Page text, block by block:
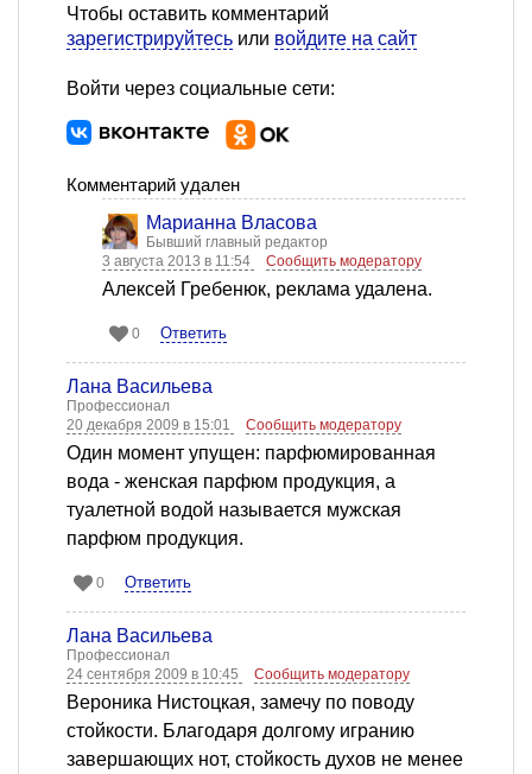
Чтобы оставить комментарий
зарегистрируйтесь или войдите на сайт
Войти через социальные сети:
Комментарий удален
Марианна Власова
Бывший главный редактор
3 августа 2013 в 11:54
Сообщить модератору
Алексей Гребенюк, реклама удалена.
0 Ответить
Лана Васильева
Профессионал
20 декабря 2009 в 15:01
Сообщить модератору
Один момент упущен: парфюмированная
вода - женская парфюм продукция, а
туалетной водой называется мужская
парфюм продукция.
0 Ответить
Лана Васильева
Профессионал
24 сентября 2009 в 10:45
Сообщить модератору
Вероника Нистоцкая, замечу по поводу
стойкости. Благодаря долгому игранию
завершающих нот, стойкость духов не менее